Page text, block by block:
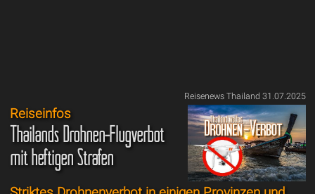
Reisenews Thailand 31.07.2025
Reiseinfos
Thailands Drohnen-Flugverbot
mit heftigen Strafen